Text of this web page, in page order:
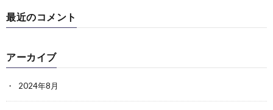
最近のコメント
アーカイブ
2024年8月